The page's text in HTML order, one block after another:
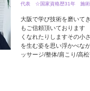
代表 ☆国家資格歴31年 施術
大阪で学び技術を磨い
もご信頼頂いておりま
くなれたりしますその小
を生む姿を思い浮かべな
ッサージ/整体/肩こり/高